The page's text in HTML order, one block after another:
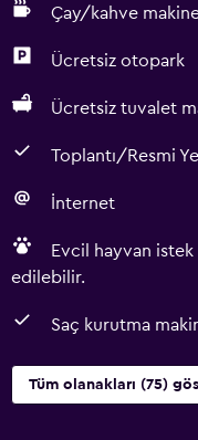
Çay/kahve
Ücretsiz otopark
Ücretsiz tuvalet
Toplantı/Resmi
İnternet
Evcil hayvan
edilebilir.
Saç kurutma
Tüm olanakları (75)